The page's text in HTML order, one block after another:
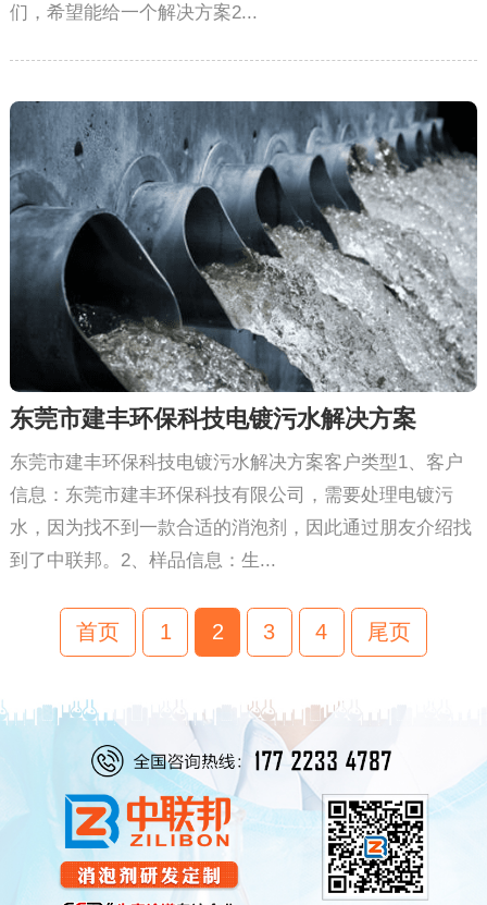
们，希望能给一个解决方案2...
东莞市建丰环保科技电镀污水解决方案
东莞市建丰环保科技电镀污水解决方案客户类型1、客户
信息：东莞市建丰环保科技有限公司，需要处理电镀污
水，因为找不到一款合适的消泡剂，因此通过朋友介绍找
到了中联邦。2、样品信息：生...
首页 1 2 3 4 尾页